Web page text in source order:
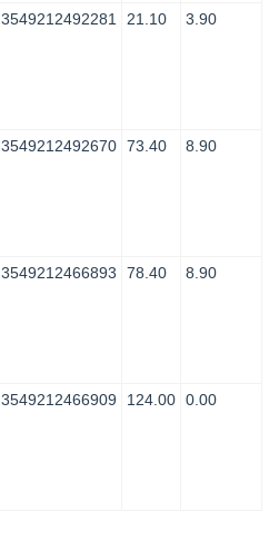
3549212492281 21.10 3.90
3549212492670 73.40 8.90
3549212466893 78.40 8.90
3549212466909 124.00 0.00